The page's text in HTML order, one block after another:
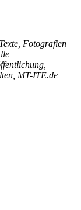
Fotografien
MT-ITE.de